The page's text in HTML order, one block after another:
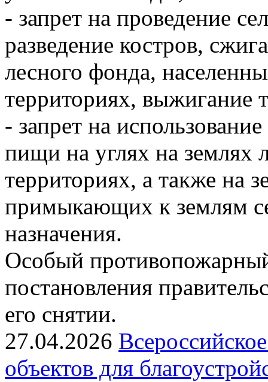
- запрет на проведение
разведение костров,
лесного фонда,
территориях, выжигание
- запрет на
пищи на углях на землях
территориях, а также на
примыкающих к землям
назначения.
Особый
постановления
его снятии.
27.04.2026
объектов для